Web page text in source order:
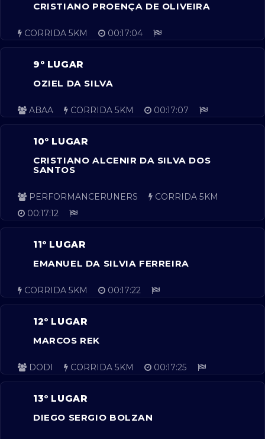
CRISTIANO PROENÇA DE OLIVEIRA
CORRIDA 5KM 00:17:04
9º LUGAR
OZIEL DA SILVA
ABAA CORRIDA 5KM 00:17:07
10º LUGAR
CRISTIANO ALCENIR DA SILVA DOS
SANTOS
PERFORMANCERUNERS
CORRIDA 5KM
00:17:12
11º LUGAR
EMANUEL DA SILVIA FERREIRA
CORRIDA 5KM 00:17:22
12º LUGAR
MARCOS REK
DODI CORRIDA 5KM 00:17:25
13º LUGAR
DIEGO SERGIO BOLZAN